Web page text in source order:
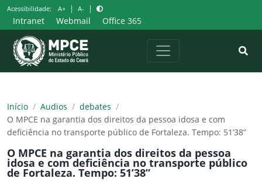
Pular
para
o
conteúdo
Acessibilidade: A+ | A- |
Intranet Webmail Office 365
Início / Audios / debates /
O MPCE na garantia dos direitos da pessoa idosa e com
deficiência no transporte público de Fortaleza. Tempo: 51’38”
O MPCE na garantia dos direitos da pessoa
idosa e com deficiência no transporte público
de Fortaleza. Tempo: 51’38”